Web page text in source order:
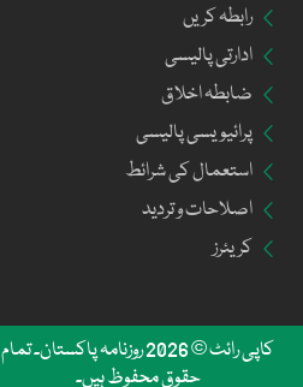
رابطہ کریں
ادارتی پالیسی
ضابطہ اخلاق
پرائیویسی پالیسی
استعمال کی شرائط
اصلاحات و تردید
کریئرز
کاپی رائٹ © 2026 روزنامہ پاکستان۔ تمام
حقوق محفوظ ہیں۔